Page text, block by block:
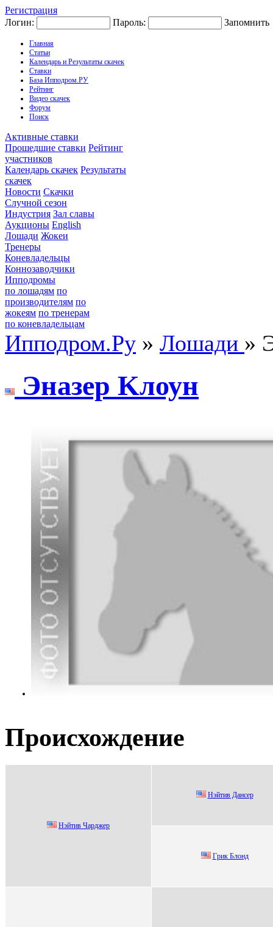
Регистрация
Логин:
Пароль: Запомнить
Главная
Статьи
Календарь и Результаты скачек
Ставки
База Ипподром.РУ
Рейтинг
Видео скачек
Форум
Поиск
Активные ставки
Прошедшие ставки Рейтинг
участников
Календарь скачек Результаты
скачек
Новости Скачки
Случной сезон
Индустрия Зал славы
Аукционы English
Лошади Жокеи
Тренеры
Коневладельцы
Коннозаводчики
Ипподромы
по лошадям по
производителям по
жокеям по тренерам
по коневладельцам
Ипподром.Ру » Лошади »
Энaзeр Kлоун
Происхождение
Нэйтив Чaрджер
Нэйтив Данcер
Гpик Блoнд